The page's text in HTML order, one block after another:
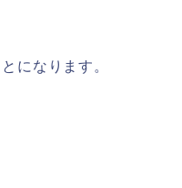
になります。